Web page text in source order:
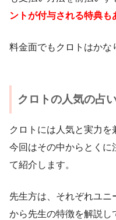
ントが付与される特典も
料金面でもクロトはかな
クロトの人気の占
クロトには人気と実力を
今回はその中からとくに
て紹介します。
先生方は、それぞれユ
から先生の特徴を解説し